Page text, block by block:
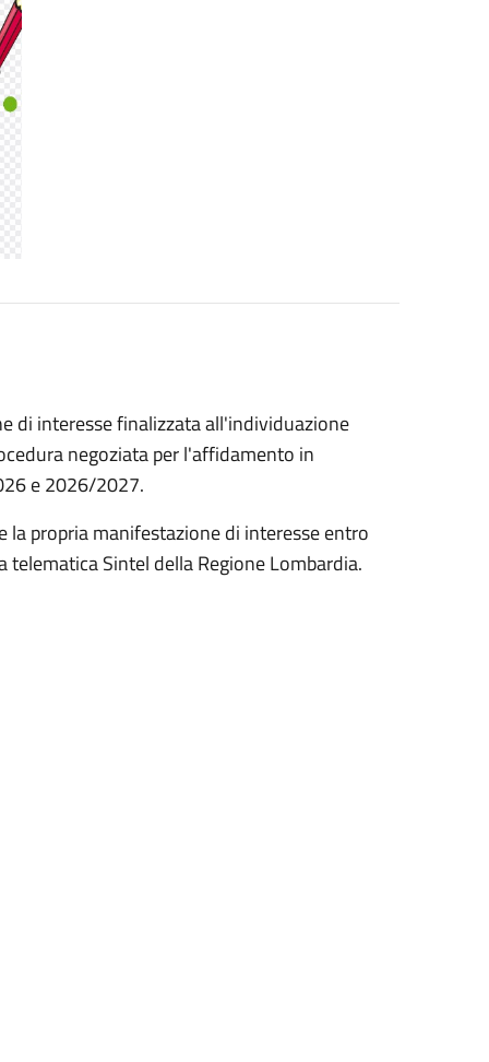
di interesse finalizzata all'individuazione
negoziata per l'affidamento in
e 2026/2027.
propria manifestazione di interesse entro
Sintel della Regione Lombardia.